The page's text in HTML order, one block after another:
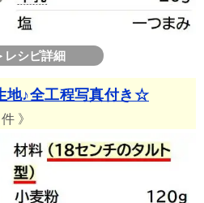
レシピ詳細
地♪全工程写真付き☆
件 》